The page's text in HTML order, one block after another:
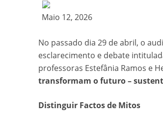
Maio 12, 2026
No passado dia 29 de abril, o
esclarecimento e debate
professoras Estefânia Ramos e
transformam o futuro –
Distinguir Factos de Mitos